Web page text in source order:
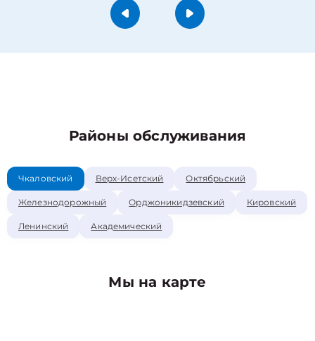
Районы обслуживания
Чкаловский Верх-Исетский Октябрьский
Железнодорожный Орджоникидзевский Кировский
Ленинский Академический
Мы на карте